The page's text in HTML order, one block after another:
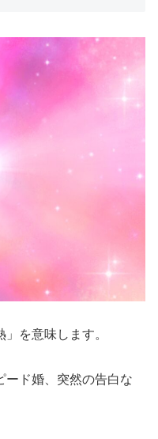
を意味します。
ード婚、突然の告白な